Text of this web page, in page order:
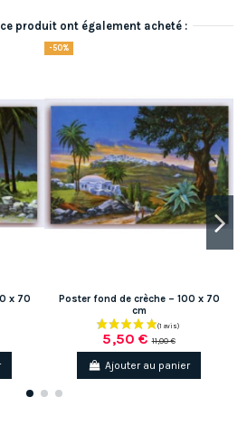
produit ont également acheté :
x 70
-50%
Poster fond de crèche – 100 x 70
cm
5,50 €11,00 €
Ajouter au panier